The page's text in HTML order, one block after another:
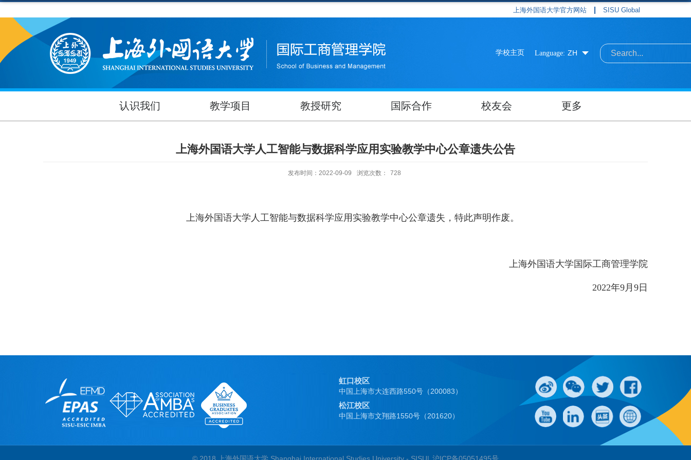
上海外国语大学官方网站 SISU Global
学校主页 Language: ZH
认识我们 教学项目 教授研究 国际合作 校友会 更多
上海外国语大学人工智能与数据科学应用实验教学中心公章遗失公告
发布时间：2022-09-09 浏览次数： 728
上海外国语大学人工智能与数据科学应用实验教学中心公章遗失，特此声明作废。
上海外国语大学国际工商管理学院
2022年9月 9 日
虹口校区
中国上海市大连西路550号（200083）
松江校区
中国上海市文翔路1550号（201620）